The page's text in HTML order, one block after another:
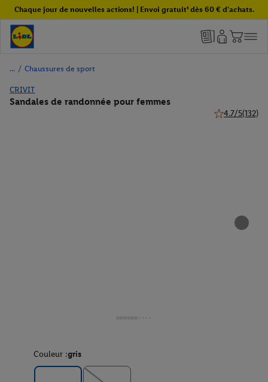
Chaque jour de nouvelles actions! | Envoi gratuit¹ dès 60 € d'achats.
/ Chaussures de sport
CRIVIT
Sandales de randonnée pour femmes
4.7/5(132)
Couleur :gris